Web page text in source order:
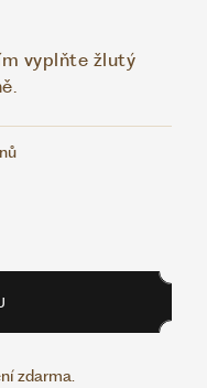
vyplňte žlutý
zdarma.